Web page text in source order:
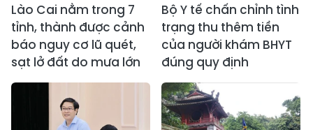
Lào Cai nằm trong 7
tỉnh, thành được cảnh
báo nguy cơ lũ quét,
sạt lở đất do mưa lớn
Bộ Y tế chấn chỉnh tình
trạng thu thêm tiền
của người khám BHYT
đúng quy định